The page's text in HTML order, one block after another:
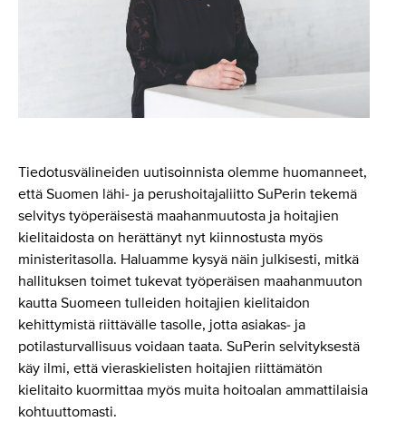
Tiedotusvälineiden uutisoinnista olemme huomanneet,
että Suomen lähi- ja perushoitajaliitto SuPerin tekemä
selvitys työperäisestä maahanmuutosta ja hoitajien
kielitaidosta on herättänyt nyt kiinnostusta myös
ministeritasolla. Haluamme kysyä näin julkisesti, mitkä
hallituksen toimet tukevat työperäisen maahanmuuton
kautta Suomeen tulleiden hoitajien kielitaidon
kehittymistä riittävälle tasolle, jotta asiakas- ja
potilasturvallisuus voidaan taata. SuPerin selvityksestä
käy ilmi, että vieraskielisten hoitajien riittämätön
kielitaito kuormittaa myös muita hoitoalan ammattilaisia
kohtuuttomasti.